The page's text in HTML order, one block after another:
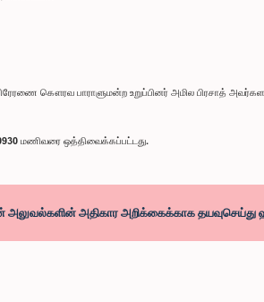
கௌரவ பாராளுமன்ற உறுப்பினர் அமில பிரசாத்
மணிவரை ஒத்திவைக்கப்பட்டது.
அலுவல்களின் அதிகார அறிக்கைக்காக